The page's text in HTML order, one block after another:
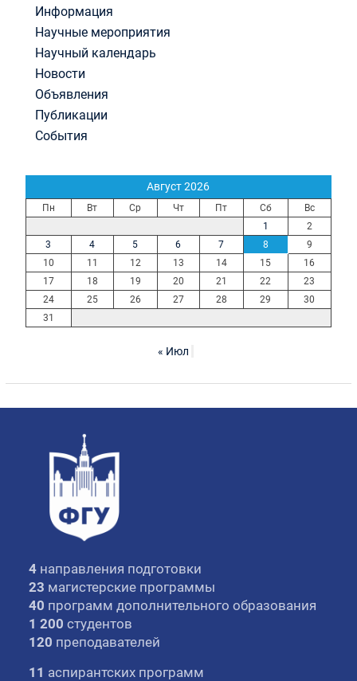
Информация
Научные мероприятия
Научный календарь
Новости
Объявления
Публикации
События
Август 2026
Пн Вт Ср Чт Пт Сб
Вс
1
2
3
4 5 6 7 8
9
10
11 12 13 14 15
16
17
18 19 20 21 22
23
24
25 26 27 28 29
30
31
« Июл
4 направления подготовки
23 магистерские программы
40 программ дополнительного образования
1 200 студентов
120 преподавателей
11 аспирантских программ